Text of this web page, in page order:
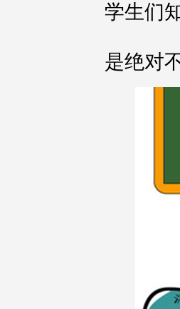
学生们
是绝对